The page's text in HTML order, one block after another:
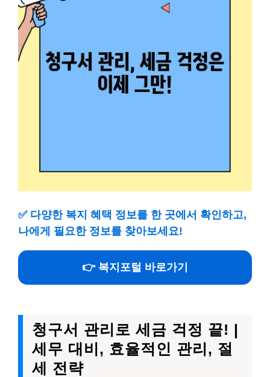
✅ 다양한 복지 혜택 정보를 한 곳에서 확인하고,
나에게 필요한 정보를 찾아보세요!
👉 복지포털 바로가기
청구서 관리로 세금 걱정 끝! |
세무 대비, 효율적인 관리, 절
세 전략